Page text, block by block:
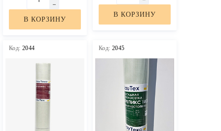
В КОРЗИНУ
В КОРЗИНУ
Код: 2044 Код: 2045